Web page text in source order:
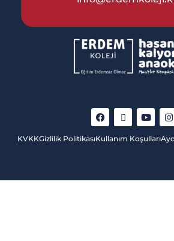
KVKKGizlilik PolitikasıKullanım Koşulları